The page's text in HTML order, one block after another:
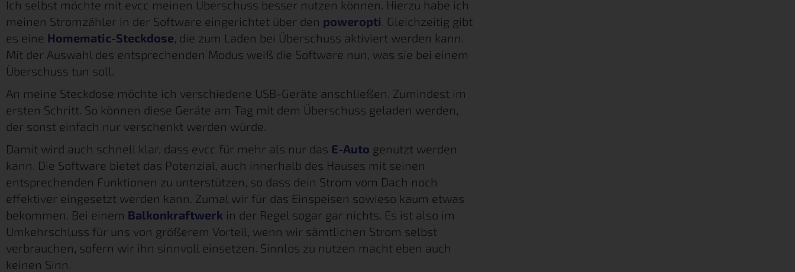
Ich selbst möchte mit evcc meinen Überschuss besser nutzen können. Hierzu habe ich
meinen Stromzähler in der Software eingerichtet über den poweropti . Gleichzeitig gibt
es eine Homematic-Steckdose , die zum Laden bei Überschuss aktiviert werden kann.
Mit der Auswahl des entsprechenden Modus weiß die Software nun, was sie bei einem
Überschuss tun soll.
An meine Steckdose möchte ich verschiedene USB-Geräte anschließen. Zumindest im
ersten Schritt. So können diese Geräte am Tag mit dem Überschuss geladen werden,
der sonst einfach nur verschenkt werden würde.
Damit wird auch schnell klar, dass evcc für mehr als nur das E-Auto genutzt werden
kann. Die Software bietet das Potenzial, auch innerhalb des Hauses mit seinen
entsprechenden Funktionen zu unterstützen, so dass dein Strom vom Dach noch
effektiver eingesetzt werden kann. Zumal wir für das Einspeisen sowieso kaum etwas
bekommen. Bei einem Balkonkraftwerk in der Regel sogar gar nichts. Es ist also im
Umkehrschluss für uns von größerem Vorteil, wenn wir sämtlichen Strom selbst
verbrauchen, sofern wir ihn sinnvoll einsetzen. Sinnlos zu nutzen macht eben auch
keinen Sinn.